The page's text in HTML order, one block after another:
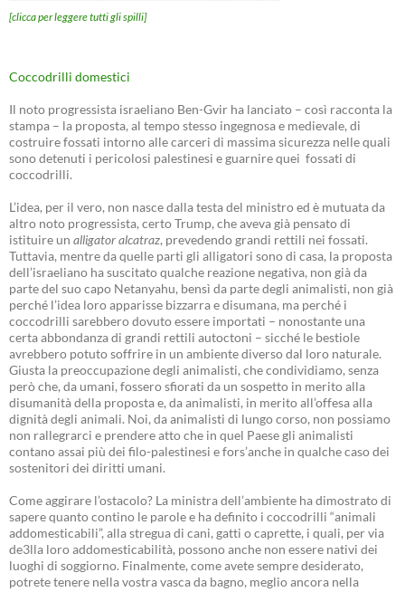
[clicca per leggere tutti gli spilli]
Coccodrilli domestici
Il noto progressista israeliano Ben-Gvir ha lanciato – così racconta la
stampa – la proposta, al tempo stesso ingegnosa e medievale, di
costruire fossati intorno alle carceri di massima sicurezza nelle quali
sono detenuti i pericolosi palestinesi e guarnire quei fossati di
coccodrilli.
L’idea, per il vero, non nasce dalla testa del ministro ed è mutuata da
altro noto progressista, certo Trump, che aveva già pensato di
istituire un alligator alcatraz, prevedendo grandi rettili nei fossati.
Tuttavia, mentre da quelle parti gli alligatori sono di casa, la proposta
dell’israeliano ha suscitato qualche reazione negativa, non già da
parte del suo capo Netanyahu, bensì da parte degli animalisti, non già
perché l’idea loro apparisse bizzarra e disumana, ma perché i
coccodrilli sarebbero dovuto essere importati – nonostante una
certa abbondanza di grandi rettili autoctoni – sicché le bestiole
avrebbero potuto soffrire in un ambiente diverso dal loro naturale.
Giusta la preoccupazione degli animalisti, che condividiamo, senza
però che, da umani, fossero sfiorati da un sospetto in merito alla
disumanità della proposta e, da animalisti, in merito all’offesa alla
dignità degli animali. Noi, da animalisti di lungo corso, non possiamo
non rallegrarci e prendere atto che in quel Paese gli animalisti
contano assai più dei filo-palestinesi e fors’anche in qualche caso dei
sostenitori dei diritti umani.
Come aggirare l’ostacolo? La ministra dell’ambiente ha dimostrato di
sapere quanto contino le parole e ha definito i coccodrilli “animali
addomesticabili”, alla stregua di cani, gatti o caprette, i quali, per via
de3lla loro addomesticabilità, possono anche non essere nativi dei
luoghi di soggiorno. Finalmente, come avete sempre desiderato,
potrete tenere nella vostra vasca da bagno, meglio ancora nella